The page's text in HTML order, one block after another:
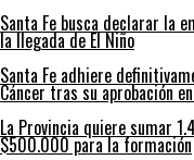
Santa Fe busca declarar la
la llegada de El Niño
Santa Fe adhiere
Cáncer tras su aprobación
La Provincia quiere sumar
$500.000 para la formación